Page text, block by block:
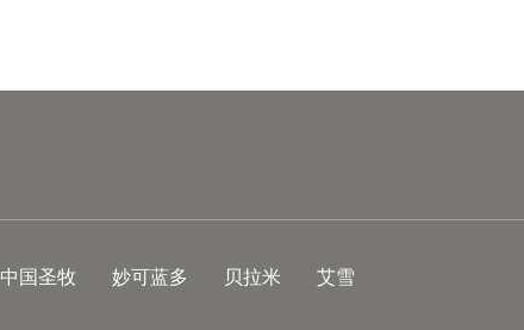
中国圣牧 妙可蓝多 贝拉米
艾雪